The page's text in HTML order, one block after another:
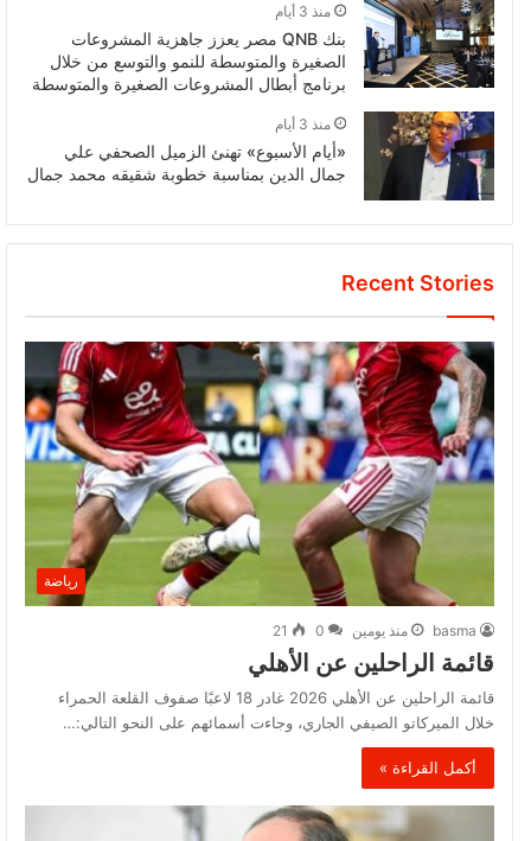
منذ 3 أيام
بنك QNB مصر يعزز جاهزية المشروعات
الصغيرة والمتوسطة للنمو والتوسع من خلال
برنامج أبطال المشروعات الصغيرة والمتوسطة
منذ 3 أيام
«أيام الأسبوع» تهنئ الزميل الصحفي علي
جمال الدين بمناسبة خطوبة شقيقه محمد جمال
Recent Stories
رياضة
basma منذ يومين 0
21
قائمة الراحلين عن الأهلي
قائمة الراحلين عن الأهلي 2026 غادر 18 لاعبًا صفوف القلعة الحمراء
خلال الميركاتو الصيفي الجاري، وجاءت أسمائهم على النحو التالي:…
أكمل القراءة »